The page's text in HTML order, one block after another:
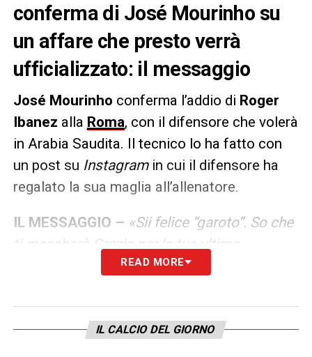
conferma di José Mourinho su
un affare che presto verrà
ufficializzato: il messaggio
José Mourinho conferma l’addio di Roger
Ibanez alla Roma, con il difensore che volerà
in Arabia Saudita. Il tecnico lo ha fatto con
un post su Instagramin cui il difensore ha
regalato la sua maglia all’allenatore.
IL MESSAGGIO – «Sii felice “garoto”. So che
ti mancherò.Grazie per la tua ultima
maglia.Ora puoi pagare una cena degna a
Scommetto che quando hai visto la foto hai
pensato che fosse un nuovo giocatore».
READ MORE
IL CALCIO DEL GIORNO